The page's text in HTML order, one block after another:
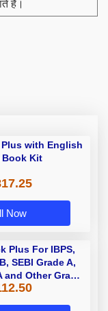
हैं।
Plus with English
Book Kit
Now
Plus For IBPS,
SEBI Grade A,
and Other Grade
Bank Exams